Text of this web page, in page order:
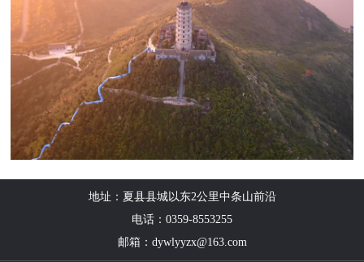
地址：夏县县城以东2公里中条山前沿
电话：0359-8553255
邮箱：dywlyyzx@163.com